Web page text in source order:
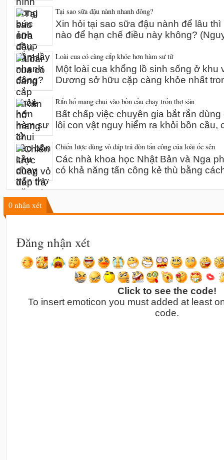
Tại sao sữa đậu nành nhanh đông?
Xin hỏi tại sao sữa đậu nành để lâu
nào để hạn chế điều này không?
Loài cua có càng cắp khỏe hơn hàm sư tử
Một loài cua khổng lồ sinh sống ở khu
Dương sở hữu cặp càng khỏe nhất
Rắn hổ mang chui vào bồn cầu chạy trốn thợ săn
Bất chấp việc chuyên gia bắt rắn
lôi con vật nguy hiểm ra khỏi bồn cầu,
Chiến lược dùng vỏ đáp trả đòn tấn công của loài ốc sên
Các nhà khoa học Nhật Bản và Nga
có khả năng tấn công kẻ thù bằng
0 nhận xét
Đăng nhận xét
Click to see the code!
To insert emoticon you must added at least
code.